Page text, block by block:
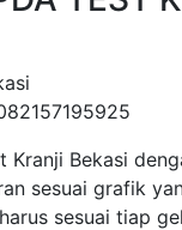
Kranji Bekasi
sesuai grafik
sesuai tiap